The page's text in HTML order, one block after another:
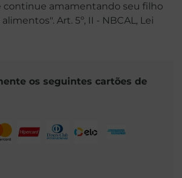
continue amamentando seu filho
Art. 5º, II - NBCAL, Lei
os seguintes cartões de